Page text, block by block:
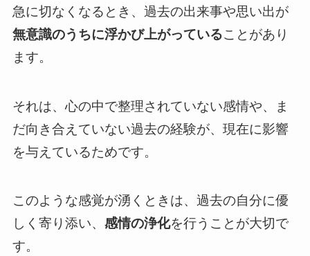
急に切なくなるとき、過去の出来事や思い出が
無意識のうちに浮かび上がっていることがあり
ます。
それは、心の中で整理されていない感情や、ま
だ向き合えていない過去の経験が、現在に影響
を与えているためです。
このような感覚が湧くときは、過去の自分に優
しく寄り添い、 感情の浄化を行うことが大切で
す。